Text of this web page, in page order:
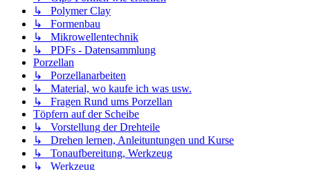
↳ Polymer Clay
↳ Formenbau
↳ Mikrowellentechnik
↳ PDFs - Datensammlung
Porzellan
↳ Porzellanarbeiten
↳ Material, wo kaufe ich was usw.
↳ Fragen Rund ums Porzellan
Töpfern auf der Scheibe
↳ Vorstellung der Drehteile
↳ Drehen lernen, Anleituntungen und Kurse
↳ Tonaufbereitung, Werkzeug
↳ Werkzeug